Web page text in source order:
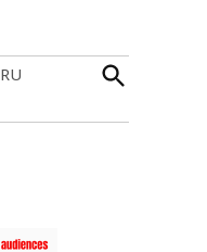
RU
Open
Search